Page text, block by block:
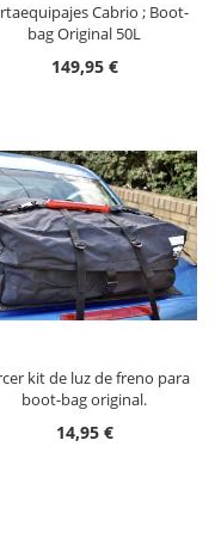
Cabrio ; Boot-
bag Original 50L
149,95 €
kit de luz de freno para
boot-bag original.
14,95 €